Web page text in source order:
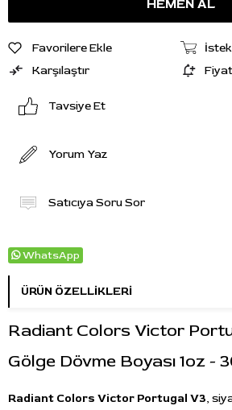
Favorilere Ekle
Karşılaştır
Tavsiye Et
Yorum Yaz
Satıcıya Soru Sor
WhatsApp
ÜRÜN ÖZELLIKLERI
Radiant Colors Victor
Gölge Dövme Boyası 1oz -
Radiant Colors Victor Portugal V3,